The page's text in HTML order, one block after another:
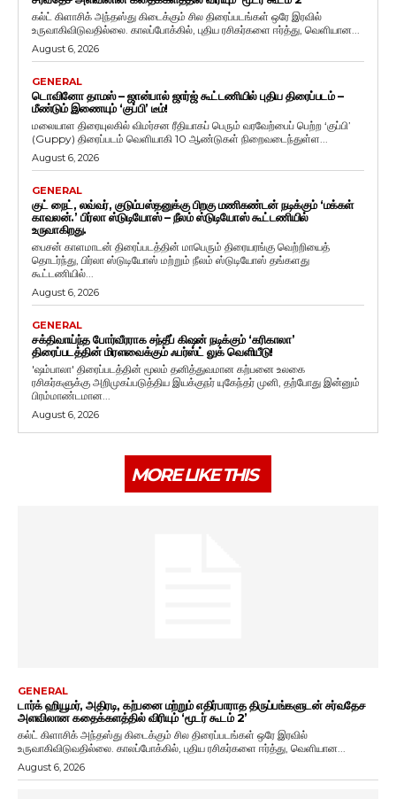
கல்ட் கிளாசிக் அந்தஸ்து கிடைக்கும் சில திரைப்படங்கள் ஒரே இரவில்
உருவாகிவிடுவதில்லை. காலப்போக்கில், புதிய ரசிகர்களை ஈர்த்து, வெளியான...
August 6, 2026
GENERAL
டொவினோ தாமஸ் – ஜான்பால் ஜார்ஜ் கூட்டணியில் புதிய திரைப்படம் –
மீண்டும் இணையும் ‘குப்பி’ டீம்!
மலையாள திரையுலகில் விமர்சன ரீதியாகப் பெரும் வரவேற்பைப் பெற்ற ‘குப்பி’
(Guppy) திரைப்படம் வெளியாகி 10 ஆண்டுகள் நிறைவடைந்துள்ள...
August 6, 2026
GENERAL
குட் நைட், லவ்வர், குடும்பஸ்தனுக்கு பிறகு மணிகண்டன் நடிக்கும் ‘மக்கள்
காவலன்.’ பிர்லா ஸ்டுடியோஸ் – நீலம் ஸ்டுடியோஸ் கூட்டணியில்
உருவாகிறது.
பைசன் காளமாடன் திரைப்படத்தின் மாபெரும் திரையரங்கு வெற்றியைத்
தொடர்ந்து, பிர்லா ஸ்டுடியோஸ் மற்றும் நீலம் ஸ்டுடியோஸ் தங்களது
கூட்டணியில்...
August 6, 2026
GENERAL
சக்திவாய்ந்த போர்வீரராக சந்தீப் கிஷன் நடிக்கும் ‘கரிகாலா’
திரைப்படத்தின் மிரளவைக்கும் ஃபர்ஸ்ட் லுக் வெளியீடு!
'ஷம்பாலா' திரைப்படத்தின் மூலம் தனித்துவமான கற்பனை உலகை
ரசிகர்களுக்கு அறிமுகப்படுத்திய இயக்குநர் யுகேந்தர் முனி, தற்போது இன்னும்
பிரம்மாண்டமான...
August 6, 2026
MORE LIKE THIS
GENERAL
டார்க் ஹியூமர், அதிரடி, கற்பனை மற்றும் எதிர்பாராத திருப்பங்களுடன் சர்வதேச
அளவிலான கதைக்களத்தில் விரியும் ‘மூடர் கூடம் 2’
கல்ட் கிளாசிக் அந்தஸ்து கிடைக்கும் சில திரைப்படங்கள் ஒரே இரவில்
உருவாகிவிடுவதில்லை. காலப்போக்கில், புதிய ரசிகர்களை ஈர்த்து, வெளியான...
August 6, 2026